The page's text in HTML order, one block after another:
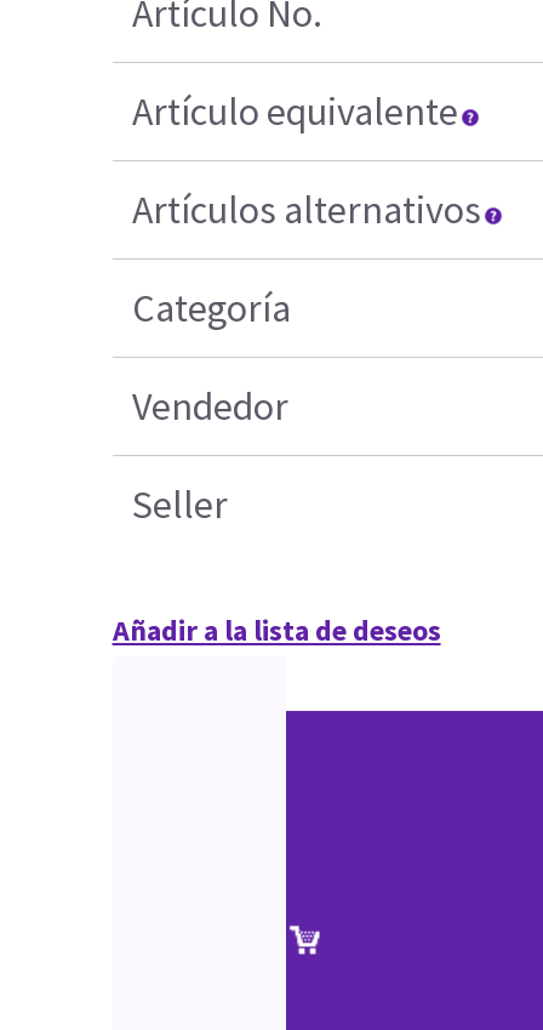
Artículo No.
Artículo equivalente
Artículos alternativos
Categoría
Vendedor
Seller
Añadir a la lista de deseos